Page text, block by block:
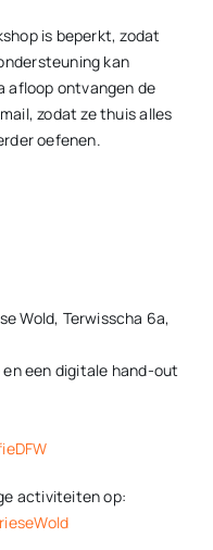
is beperkt, zodat
kan
afloop ontvangen de
zodat ze thuis alles
oefenen.
Wold, Terwisscha 6a,
een digitale hand-out
activiteiten op: